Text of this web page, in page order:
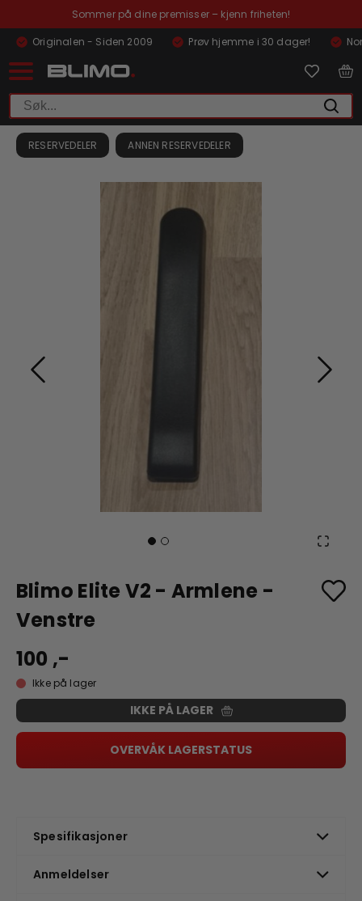
Sommer på dine premisser – kjenn friheten!
Originalen - Siden 2009
Prøv hjemme i 30 dager!
RESERVEDELER ANNEN RESERVEDELER
Blimo Elite V2 - Armlene -
Venstre
100 ,-
Ikke på lager
IKKE PÅ LAGER
OVERVÅK LAGERSTATUS
Spesifikasjoner
Anmeldelser